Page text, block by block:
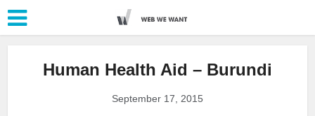
Human Health Aid – Burundi
September 17, 2015